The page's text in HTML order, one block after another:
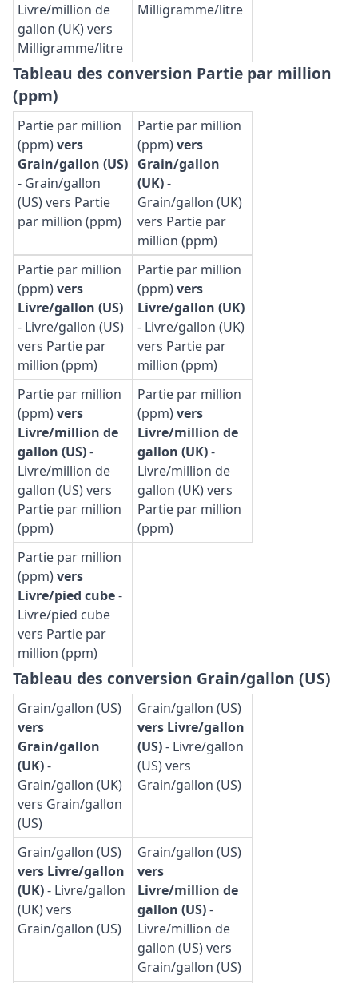
Livre/million de
gallon (UK) vers
Milligramme/litre
Milligramme/litre
Tableau des conversion Partie par million
(ppm)
Partie par million
(ppm)vers
Grain/gallon (US)
- Grain/gallon
(US) vers Partie
par million (ppm)
Partie par million
(ppm)vers
Grain/gallon
(UK)-
Grain/gallon (UK)
vers Partie par
million (ppm)
Partie par million
(ppm)vers
Livre/gallon (US)
- Livre/gallon (US)
vers Partie par
million (ppm)
Partie par million
(ppm)vers
Livre/gallon (UK)
- Livre/gallon (UK)
vers Partie par
million (ppm)
Partie par million
(ppm)vers
Livre/million de
gallon (US)-
Livre/million de
gallon (US) vers
Partie par million
(ppm)
Partie par million
(ppm)vers
Livre/million de
gallon (UK)-
Livre/million de
gallon (UK) vers
Partie par million
(ppm)
Partie par million
(ppm)vers
Livre/pied cube-
Livre/pied cube
vers Partie par
million (ppm)
Tableau des conversion Grain/gallon (US)
Grain/gallon (US)
vers
Grain/gallon
(UK)-
Grain/gallon (UK)
vers Grain/gallon
(US)
Grain/gallon (US)
vers Livre/gallon
(US)- Livre/gallon
(US) vers
Grain/gallon (US)
Grain/gallon (US)
vers Livre/gallon
(UK)- Livre/gallon
(UK) vers
Grain/gallon (US)
Grain/gallon (US)
vers
Livre/million de
gallon (US)-
Livre/million de
gallon (US) vers
Grain/gallon (US)